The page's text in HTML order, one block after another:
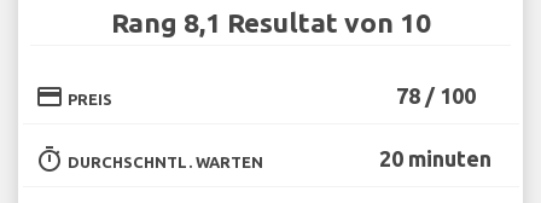
Rang 8,1 Resultat von 10
credit_card PREIS 78 / 100
timer DURCHSCHNTL. WARTEN 20 minuten